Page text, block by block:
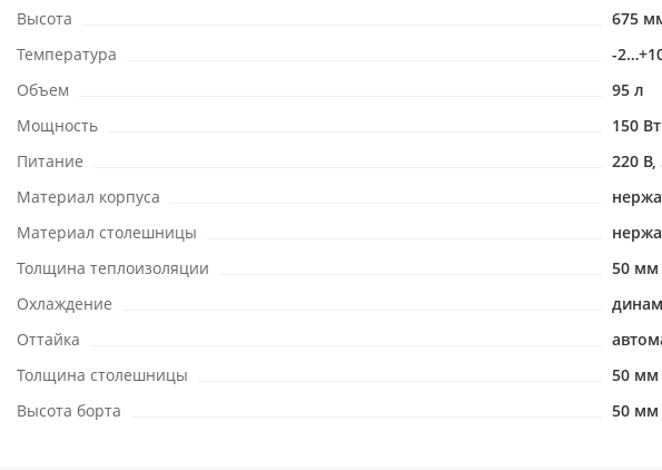
Высота
675
Температура
-
Объем
95 л
Мощность
150 Вт
Питание
220 В,
Материал корпуса
Материал столешницы
Толщина теплоизоляции
50 мм
Охлаждение
Оттайка
Толщина столешницы
50 мм
Высота борта
50 мм